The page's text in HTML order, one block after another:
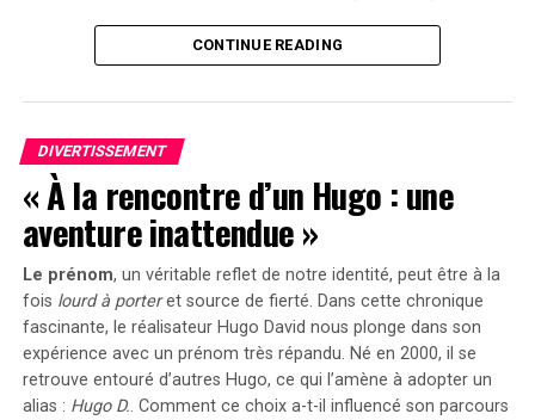
le Solarbank 2 AC représente une avancée significative
engagement envers la durabilité environnementale.
Cette prolongation intervient à un moment clé, alors
que le marché des voitures électriques continue
En2023, les particuliers représentent désormais 84%
des acquisitions de véhicules électriques, contre
seulement 68% en 2018.
Concrètement,cette mesure permet aux sociétés
d’installer gratuitement des bornes de recharge pour
leurs employés sans impact fiscal. Les frais liés à
l’électricité pour ces recharges ne seront pas pris en
compte dans le calcul des avantages en nature. De plus,
un abattement de 50% sur ces avantages est maintenu
CONTINUE READING
DIVERTISSEMENT
« À la rencontre d’un Hugo : une
aventure inattendue »
Le prénom, un véritable reflet de notre identité, peut être à la
fois lourd à porteret source de fierté. Dans cette chronique
fascinante, le réalisateur Hugo David nous plonge dans son
expérience avec un prénom très répandu. Né en 2000, il se
retrouve entouré d’autres Hugo, ce qui l’amène à adopter un
alias : Hugo D.. Comment ce choix a-t-il influencé son parcours